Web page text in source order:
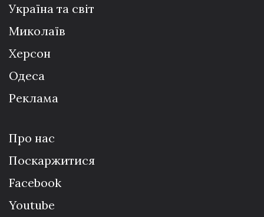
Україна та світ
Миколаїв
Херсон
Одеса
Реклама
Про нас
Поскаржитися
Facebook
Youtube